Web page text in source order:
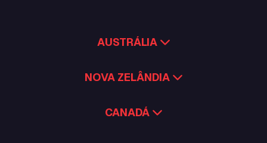
AUSTRÁLIA
NOVA ZELÂNDIA
CANADÁ